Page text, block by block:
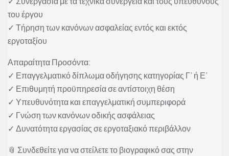
του έργου
✓ Τήρηση των κανόνων ασφαλείας εντός και εκτός
εργοταξίου
Απαραίτητα Προσόντα:
✓ Επαγγελματικό δίπλωμα οδήγησης κατηγορίας Γ’ ή Ε’
✓ Επιθυμητή προϋπηρεσία σε αντίστοιχη θέση
✓ Υπευθυνότητα και επαγγελματική συμπεριφορά
✓ Γνώση των κανόνων οδικής ασφάλειας
✓ Δυνατότητα εργασίας σε εργοταξιακό περιβάλλον
📎 Συνδεθείτε για να στείλετε το βιογραφικό σας στην